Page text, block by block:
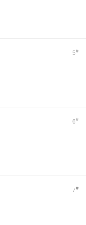
5#
6#
7#